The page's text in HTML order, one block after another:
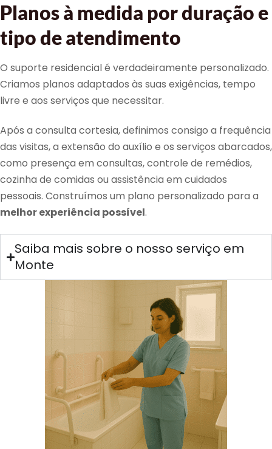
Planos à medida por duração e
tipo de atendimento
O suporte residencial é verdadeiramente personalizado.
Criamos planos adaptados às suas exigências, tempo
livre e aos serviços que necessitar.
Após a consulta cortesia, definimos consigo a frequência
das visitas, a extensão do auxílio e os serviços abarcados,
como presença em consultas, controle de remédios,
cozinha de comidas ou assistência em cuidados
pessoais. Construímos um plano personalizado para a
melhor experiência possível.
Saiba mais sobre o nosso serviço em
Monte